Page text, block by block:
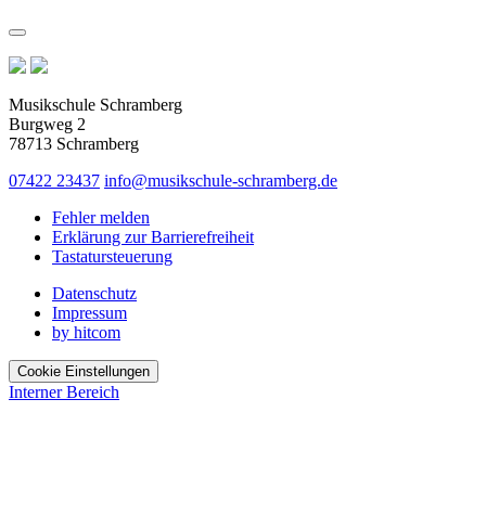
Musikschule Schramberg
Burgweg 2
78713 Schramberg
07422 23437 info@musikschule-schramberg.de
Fehler melden
Erklärung zur Barrierefreiheit
Tastatursteuerung
Datenschutz
Impressum
by hitcom
Cookie Einstellungen
Interner Bereich